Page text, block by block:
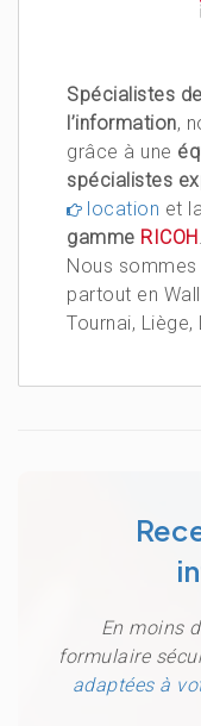
Spécialistes
l’information,
grâce à une
spécialistes
location et
gamme RICOH .
Nous sommes
partout en
Tournai,
En moins
formulaire
adaptées à